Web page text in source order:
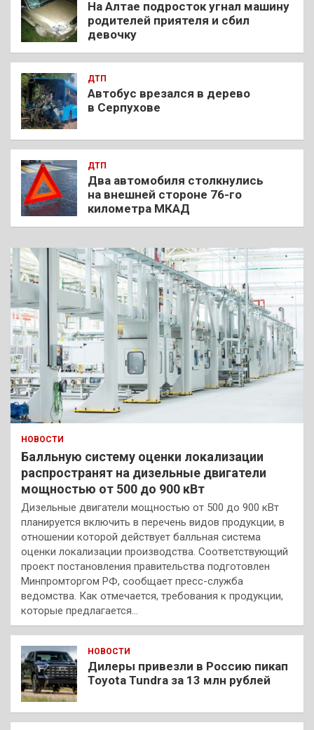
На Алтае подросток угнал машину
родителей приятеля и сбил
девочку
ДТП
Автобус врезался в дерево
в Серпухове
ДТП
Два автомобиля столкнулись
на внешней стороне 76-го
километра МКАД
НОВОСТИ
Балльную систему оценки локализации
распространят на дизельные двигатели
мощностью от 500 до 900 кВт
Дизельные двигатели мощностью от 500 до 900 кВт
планируется включить в перечень видов продукции, в
отношении которой действует балльная система
оценки локализации производства. Соответствующий
проект постановления правительства подготовлен
Минпромторгом РФ, сообщает пресс-служба
ведомства. Как отмечается, требования к продукции,
которые предлагается…
НОВОСТИ
Дилеры привезли в Россию пикап
Toyota Tundra за 13 млн рублей